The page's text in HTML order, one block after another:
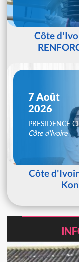
Côte
7 Août
2026
PRESIDENCE CI
Côte d'Ivoire
Côte